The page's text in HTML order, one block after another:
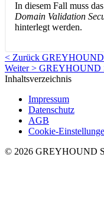
In diesem Fall muss
Domain Validation
hinterlegt werden.
< Zurück
Weiter > GREYHOUND
Inhaltsverzeichnis
Impressum
Datenschutz
AGB
Cookie-
© 2026 GREYHOUND